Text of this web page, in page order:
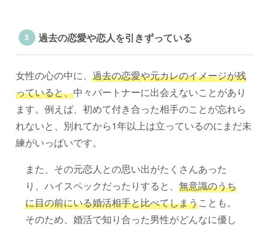
過去の恋愛や恋人を引きずっている
女性の心の中に、 過去の恋愛や元カレのイメージが残
っていると、中々パートナーに出会えないことがあり
ます。例えば、初めて付き合った相手のことが忘れら
れないと、別れてから1年以上は立っているのにまだ未
練がいっぱいです。
また、その元恋人との思い出がたくさんあった
り、ハイスペックだったりすると、 無意識のうち
に目の前にいる婚活相手と比べてしまうことも。
そのため、婚活で知り合った男性がどんなに優し